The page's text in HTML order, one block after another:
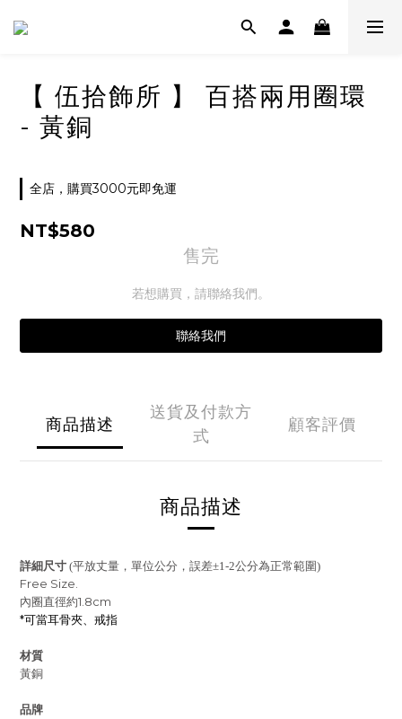
【 伍拾飾所 】 百搭兩用圈環
- 黃銅
全店，購買3000元即免運
NT$580
售完
若想購買，請聯絡我們。
聯絡我們
商品描述
送貨及付款方
式
顧客評價
商品描述
詳細尺寸 (平放丈量，單位公分，誤差±1-2公分為正常範圍)
Free Size.
內圈直徑約1.8cm
*可當耳骨夾、戒指
材質
黃銅
品牌